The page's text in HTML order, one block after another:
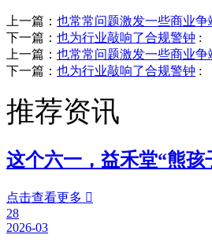
上一篇： 也常常问题激发一些商业争
下一篇： 也为行业敲响了合规警钟 :
上一篇： 也常常问题激发一些商业争
下一篇： 也为行业敲响了合规警钟 :
推荐资讯
这个六一，益禾堂“熊孩
点击查看更多 
28
2026-03